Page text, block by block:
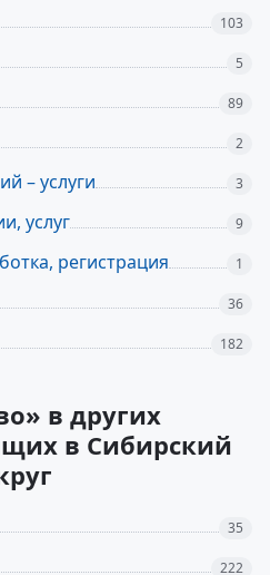
103
5
89
2
– услуги 3
услуг 9
регистрация 1
36
182
в других
в Сибирский
35
222